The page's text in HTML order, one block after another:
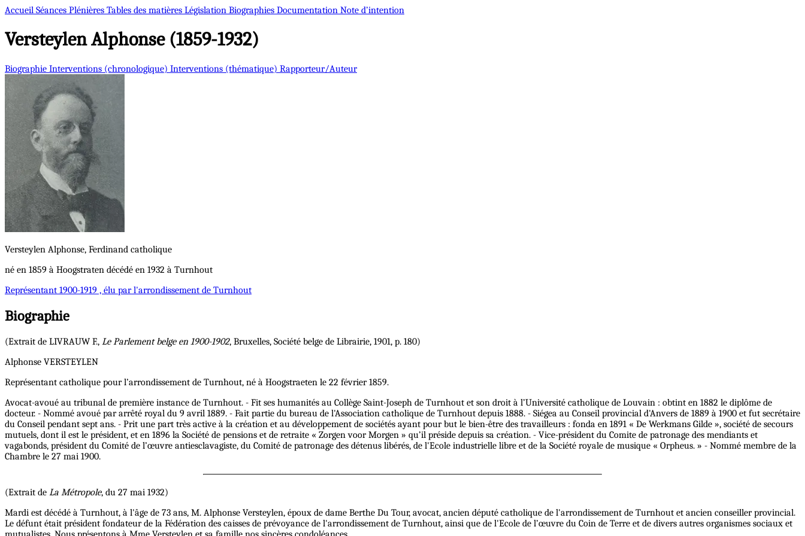
Accueil Séances Plénières Tables des matières Législation Biographies Documentation Note d’intention
VersteylenAlphonse (1859-1932)
Biographie Interventions (chronologique) Interventions (thématique) Rapporteur/Auteur
Versteylen Alphonse, Ferdinand catholique
né en 1859 à Hoogstraten décédé en 1932 à Turnhout
Représentant 1900-1919 , élu par l'arrondissement de Turnhout
Biographie
(Extrait de LIVRAUW F., Le Parlement belge en 1900-1902, Bruxelles, Société belge de Librairie, 1901, p. 180)
Alphonse VERSTEYLEN
Représentant catholique pour l’arrondissement de Turnhout, né à Hoogstraeten le 22 février 1859.
Avocat-avoué au tribunal de première instance de Turnhout. - Fit ses humanités au Collège Saint-Joseph de Turnhout et son droit à l’Université catholique de Louvain : obtint en 1882 le diplôme de
docteur. - Nommé avoué par arrêté royal du 9 avril 1889. - Fait partie du bureau de l'Association catholique de Turnhout depuis 1888. - Siégea au Conseil provincial d'Anvers de 1889 à 1900 et fut secrétaire
du Conseil pendant sept ans. - Prit une part très active à la création et au développement de sociétés ayant pour but le bien-être des travailleurs : fonda en 1891 « De Werkmans Gilde », société de secours
mutuels, dont il est le président, et en 1896 la Société de pensions et de retraite « Zorgen voor Morgen » qu’il préside depuis sa création. - Vice-président du Comite de patronage des mendiants et
vagabonds, président du Comité de l’œuvre antiesclavagiste, du Comité de patronage des détenus libérés, de l'Ecole industrielle libre et de la Société royale de musique « Orpheus. » - Nommé membre de la
Chambre le 27 mai 1900.
(Extrait de La Métropole, du 27 mai 1932)
Mardi est décédé à Turnhout, à l'âge de 73 ans, M. Alphonse Versteylen, époux de dame Berthe Du Tour, avocat, ancien député catholique de l'arrondissement de Turnhout et ancien conseiller provincial.
Le défunt était président fondateur de la Fédération des caisses de prévoyance de l'arrondissement de Turnhout, ainsi que de l'Ecole de l’œuvre du Coin de Terre et de divers autres organismes sociaux et